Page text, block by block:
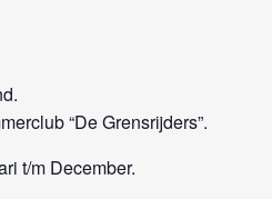
“De Grensrijders”.
t/m December.